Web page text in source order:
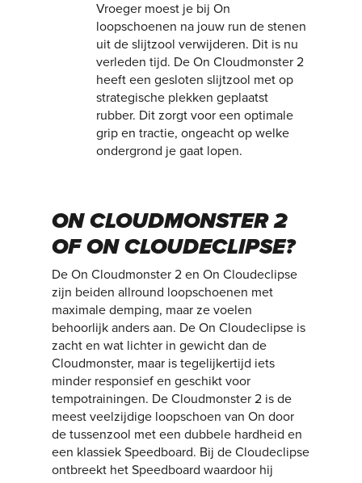
Vroeger moest je bij On
loopschoenen na jouw run de stenen
uit de slijtzool verwijderen. Dit is nu
verleden tijd. De On Cloudmonster 2
heeft een gesloten slijtzool met op
strategische plekken geplaatst
rubber. Dit zorgt voor een optimale
grip en tractie, ongeacht op welke
ondergrond je gaat lopen.
ON CLOUDMONSTER 2
OF ON CLOUDECLIPSE?
De On Cloudmonster 2 en On Cloudeclipse
zijn beiden allround loopschoenen met
maximale demping, maar ze voelen
behoorlijk anders aan. De On Cloudeclipse is
zacht en wat lichter in gewicht dan de
Cloudmonster, maar is tegelijkertijd iets
minder responsief en geschikt voor
tempotrainingen. De Cloudmonster 2 is de
meest veelzijdige loopschoen van On door
de tussenzool met een dubbele hardheid en
een klassiek Speedboard. Bij de Cloudeclipse
ontbreekt het Speedboard waardoor hij